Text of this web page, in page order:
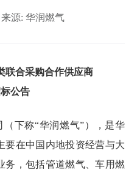
来源: 华润燃气
联合采购合作供应商
公告
（下称“华润燃气”），是华
要在中国内地投资经营与大
务，包括管道燃气、车用燃